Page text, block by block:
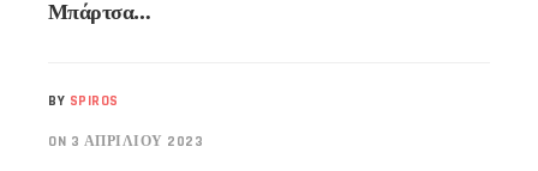
Μπάρτσα…
BY SPIROS
ON 3 ΑΠΡΙΛΊΟΥ 2023